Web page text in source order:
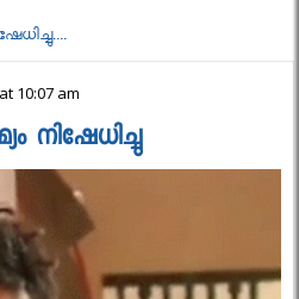
10:07 am
നിഷേധിച്ചു